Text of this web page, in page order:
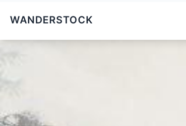
WANDERSTOCK